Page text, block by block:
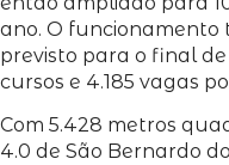
ano. O
previsto para o final
cursos e 4.185 vagas
Com 5.428 metros
4.0 de São Bernardo